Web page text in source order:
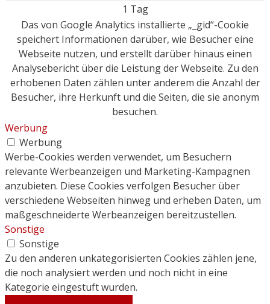
1 Tag
Das von Google Analytics installierte „_gid“-Cookie
speichert Informationen darüber, wie Besucher eine
Webseite nutzen, und erstellt darüber hinaus einen
Analysebericht über die Leistung der Webseite. Zu den
erhobenen Daten zählen unter anderem die Anzahl der
Besucher, ihre Herkunft und die Seiten, die sie anonym
besuchen.
Werbung
Werbung
Werbe-Cookies werden verwendet, um Besuchern
relevante Werbeanzeigen und Marketing-Kampagnen
anzubieten. Diese Cookies verfolgen Besucher über
verschiedene Webseiten hinweg und erheben Daten, um
maßgeschneiderte Werbeanzeigen bereitzustellen.
Sonstige
Sonstige
Zu den anderen unkategorisierten Cookies zählen jene,
die noch analysiert werden und noch nicht in eine
Kategorie eingestuft wurden.